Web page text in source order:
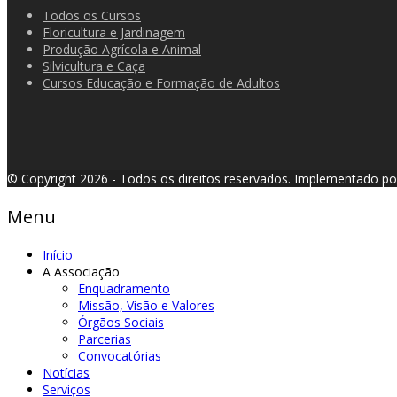
Todos os Cursos
Floricultura e Jardinagem
Produção Agrícola e Animal
Silvicultura e Caça
Cursos Educação e Formação de Adultos
© Copyright 2026 - Todos os direitos reservados. Implementado
Menu
Início
A Associação
Enquadramento
Missão, Visão e Valores
Órgãos Sociais
Parcerias
Convocatórias
Notícias
Serviços